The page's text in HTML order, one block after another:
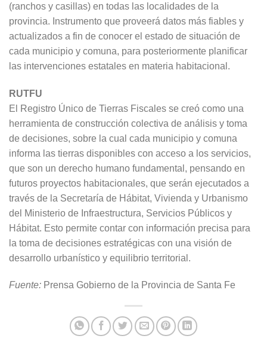
(ranchos y casillas) en todas las localidades de la
provincia. Instrumento que proveerá datos más fiables y
actualizados a fin de conocer el estado de situación de
cada municipio y comuna, para posteriormente planificar
las intervenciones estatales en materia habitacional.
RUTFU
El Registro Único de Tierras Fiscales se creó como una
herramienta de construcción colectiva de análisis y toma
de decisiones, sobre la cual cada municipio y comuna
informa las tierras disponibles con acceso a los servicios,
que son un derecho humano fundamental, pensando en
futuros proyectos habitacionales, que serán ejecutados a
través de la Secretaría de Hábitat, Vivienda y Urbanismo
del Ministerio de Infraestructura, Servicios Públicos y
Hábitat. Esto permite contar con información precisa para
la toma de decisiones estratégicas con una visión de
desarrollo urbanístico y equilibrio territorial.
Fuente: Prensa Gobierno de la Provincia de Santa Fe